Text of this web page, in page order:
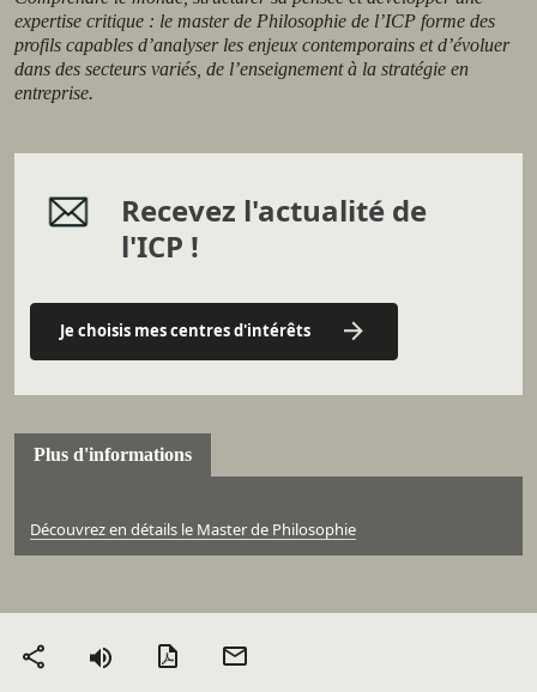
expertise critique : le master de Philosophie de l’ICP forme des
profils capables d’analyser les enjeux contemporains et d’évoluer
dans des secteurs variés, de l’enseignement à la stratégie en
entreprise.
Recevez l'actualité de
l'ICP !
Je choisis mes centres d'intérêts
Plus d'informations
Découvrez en détails le Master de Philosophie
Partager Version PDF